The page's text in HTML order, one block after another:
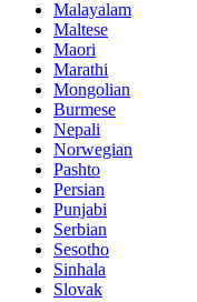
Malayalam
Maltese
Maori
Marathi
Mongolian
Burmese
Nepali
Norwegian
Pashto
Persian
Punjabi
Serbian
Sesotho
Sinhala
Slovak